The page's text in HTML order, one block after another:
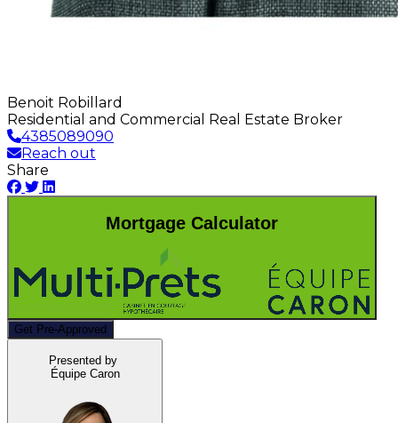
Benoit Robillard
Residential and Commercial Real Estate Broker
4385089090
Reach out
Share
Mortgage Calculator
Get Pre-Approved
Presented by
Équipe Caron